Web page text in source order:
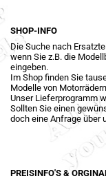
SHOP-INFO
Die Suche nach
wenn Sie z.B. die
eingeben.
Im Shop finden Sie
Modelle von
Unser Lieferprogramm
Sollten Sie einen
doch eine Anfrage über
PREISINFO'S &